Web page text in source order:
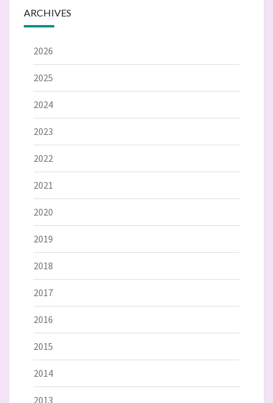
ARCHIVES
2026
2025
2024
2023
2022
2021
2020
2019
2018
2017
2016
2015
2014
2013